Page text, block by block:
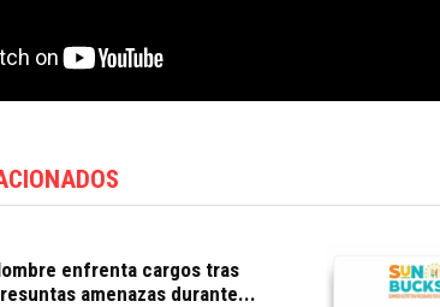
enfrenta cargos tras
amenazas durante...